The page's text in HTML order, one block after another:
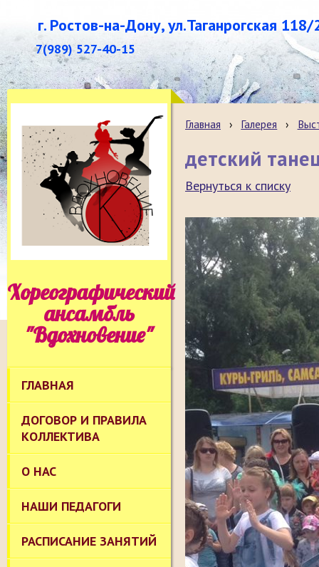
г. Ростов-на-Дону, ул.Таганрогская 118/
7(989) 527-40-15
Хореографический
ансамбль
"Вдохновение"
ГЛАВНАЯ
ДОГОВОР И ПРАВИЛА
КОЛЛЕКТИВА
О НАС
НАШИ ПЕДАГОГИ
РАСПИСАНИЕ ЗАНЯТИЙ
Главная › Галерея ›
детский
Вернуться к списку